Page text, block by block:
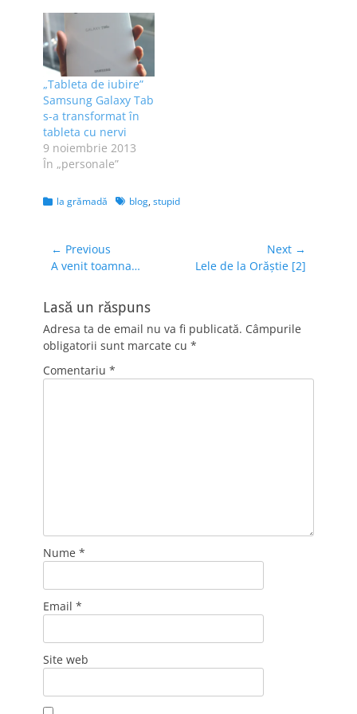
„Tableta de iubire”
Samsung Galaxy Tab
s-a transformat în
tableta cu nervi
9 noiembrie 2013
În „personale”
Categories
la grămadă Tagsblog, stupid
Navigare
în
← Previous
Previous
A venit toamna…
Next →
NextLele de la Orăştie [2]
Lasă un răspuns
Adresa ta de email nu va fi publicată. Câmpurile
obligatorii sunt marcate cu *
Comentariu *
Nume *
Email *
Site web